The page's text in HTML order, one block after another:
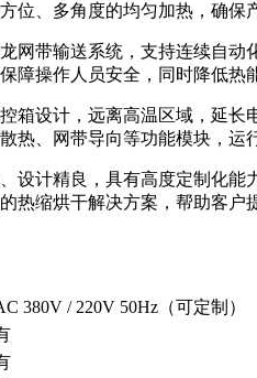
位、多角度的均匀加热，确保
网带输送系统，支持连续自
障操作人员安全，同时降低热
箱设计，远离高温区域，延
热、网带导向等功能模块，运
设计精良，具有高度定制化
热缩烘干解决方案，帮助客户
380V / 220V 50Hz（可定制）